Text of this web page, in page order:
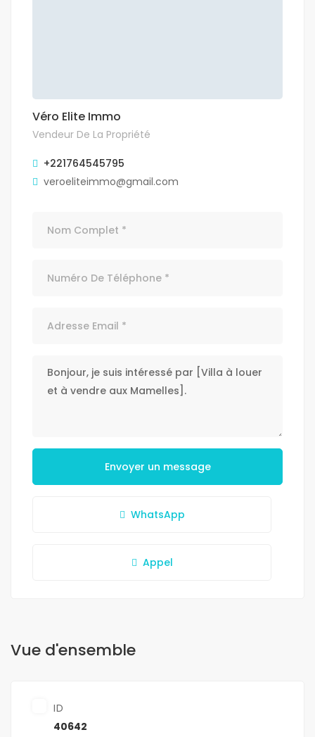
Véro Elite Immo
Vendeur De La Propriété
+221764545795
veroeliteimmo@gmail.com
Envoyer un message
WhatsApp
Appel
Vue d'ensemble
ID
40642